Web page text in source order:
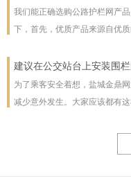
交通护栏网;10时32分，两名女
南跨越交通护栏网，护栏网南
一名志愿者称，据她观察，从7
我们能正确选购公路护栏网产
下，首先，优质产品来源自优
以下，我们为客户做了如下分
条（铁丝）焊接而成的，盘条
面应选择是由正规厂家生产的
能力，通常好的网片是每一个
产厂，都是采用全自动焊接机
建议在公交站台上安装围栏
为了乘客安全着想，盐城金鼎
减少意外发生。大家应该都有
路线图朝的是非机动车道，便
是人挤人，这些情况均增加了